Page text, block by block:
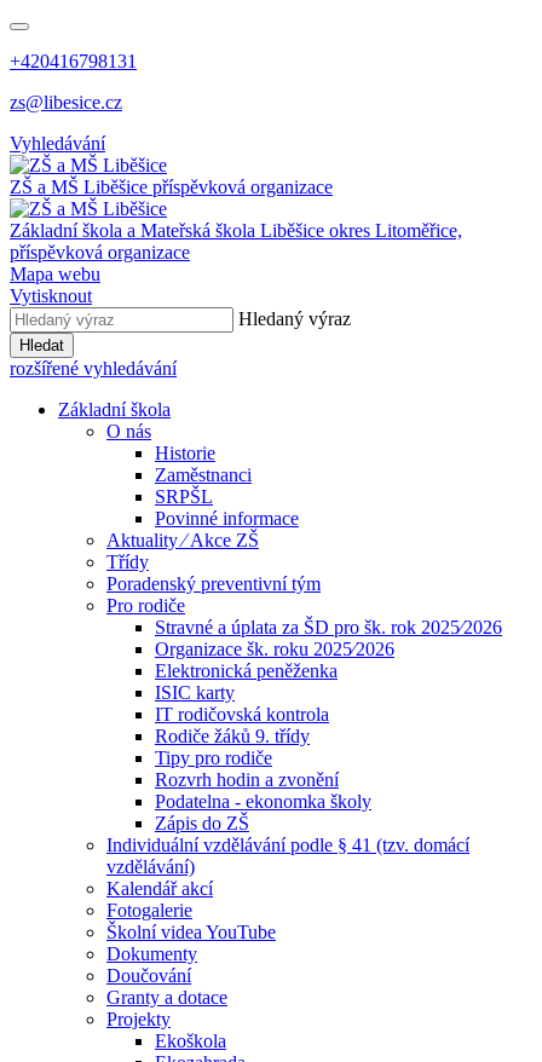
+420416798131
zs@libesice.cz
Vyhledávání
ZŠ a MŠ Liběšice příspěvková organizace
Základní škola a Mateřská škola Liběšice okres Litoměřice,
příspěvková organizace
Mapa webu
Vytisknout
Hledaný výraz
Hledat
rozšířené vyhledávání
Základní škola
O nás
Historie
Zaměstnanci
SRPŠL
Povinné informace
Aktuality ⁄ Akce ZŠ
Třídy
Poradenský preventivní tým
Pro rodiče
Stravné a úplata za ŠD pro šk. rok 2025⁄2026
Organizace šk. roku 2025⁄2026
Elektronická peněženka
ISIC karty
IT rodičovská kontrola
Rodiče žáků 9. třídy
Tipy pro rodiče
Rozvrh hodin a zvonění
Podatelna - ekonomka školy
Zápis do ZŠ
Individuální vzdělávání podle § 41 (tzv. domácí
vzdělávání)
Kalendář akcí
Fotogalerie
Školní videa YouTube
Dokumenty
Doučování
Granty a dotace
Projekty
Ekoškola